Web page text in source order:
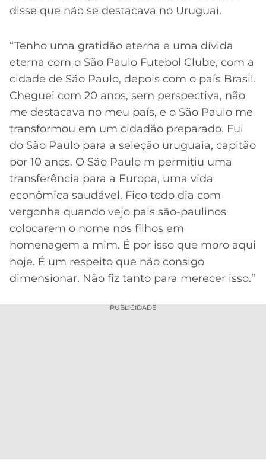
CRUZEIRO
disse que não se destacava no Uruguai.
“Tenho uma gratidão eterna e uma dívida
eterna com o São Paulo Futebol Clube, com a
cidade de São Paulo, depois com o país Brasil.
Cheguei com 20 anos, sem perspectiva, não
me destacava no meu país, e o São Paulo me
transformou em um cidadão preparado. Fui
do São Paulo para a seleção uruguaia, capitão
por 10 anos. O São Paulo m permitiu uma
transferência para a Europa, uma vida
econômica saudável. Fico todo dia com
vergonha quando vejo pais são-paulinos
colocarem o nome nos filhos em
homenagem a mim. É por isso que moro aqui
hoje. É um respeito que não consigo
dimensionar. Não fiz tanto para merecer isso.”
PUBLICIDADE